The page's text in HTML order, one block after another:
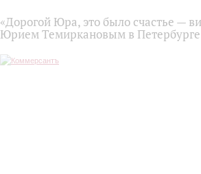
«Дорогой Юра, это было счастье —
Юрием Темиркановым в Петербурге